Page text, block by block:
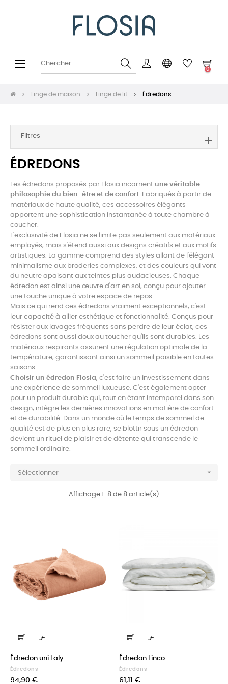
Basculer
☰
0
Linge de maison Linge de lit Édredons
Filtres
ÉDREDONS
Les édredons proposés par Flosia incarnent une véritable
philosophie du bien-être et de confort. Fabriqués à partir de
matériaux de haute qualité, ces accessoires élégants
apportent une sophistication instantanée à toute chambre à
coucher.
L'exclusivité de Flosia ne se limite pas seulement aux matériaux
employés, mais s'étend aussi aux designs créatifs et aux motifs
artistiques. La gamme comprend des styles allant de l'élégant
minimalisme aux broderies complexes, et des couleurs qui vont
du neutre apaisant aux teintes plus audacieuses. Chaque
édredon est ainsi une œuvre d'art en soi, conçu pour ajouter
une touche unique à votre espace de repos.
Mais ce qui rend ces édredons vraiment exceptionnels, c'est
leur capacité à allier esthétique et fonctionnalité. Conçus pour
résister aux lavages fréquents sans perdre de leur éclat, ces
édredons sont aussi doux au toucher qu'ils sont durables. Les
matériaux respirants assurent une régulation optimale de la
température, garantissant ainsi un sommeil paisible en toutes
saisons.
Choisir un édredon Flosia, c'est faire un investissement dans
une expérience de sommeil luxueuse. C'est également opter
pour un produit durable qui, tout en étant intemporel dans son
design, intègre les dernières innovations en matière de confort
et de durabilité. Dans un monde où le temps de sommeil de
qualité est de plus en plus rare, se blottir sous un édredon
devient un rituel de plaisir et de détente qui transcende le
sommeil ordinaire.
Sélectionner 
Affichage 1-8 de 8 article(s)

Édredon uni Laly
Édredons
Prix
94,90 €

Édredon Linco
Édredons
Prix
61,11 €